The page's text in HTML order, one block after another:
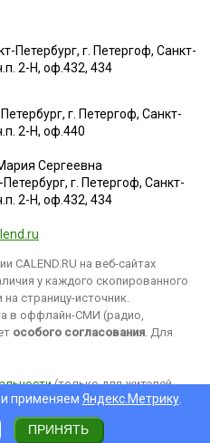
Петербург, г. Петергоф, Санкт-
2-Н, оф.432, 434
г. Петергоф, Санкт-
2-Н, оф.440
Сергеевна
г. Петергоф, Санкт-
2-Н, оф.432, 434
на веб-сайтах
у каждого скопированного
страницу-источник.
в оффлайн-СМИ (радио,
особого согласования. Для
(только для жителей
применяем Яндекс.Метрику.
ПРИНЯТЬ